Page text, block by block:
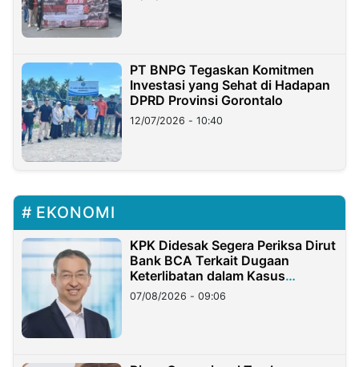
PT BNPG Tegaskan Komitmen
Investasi yang Sehat di Hadapan
DPRD Provinsi Gorontalo
12/07/2026 - 10:40
EKONOMI
KPK Didesak Segera Periksa Dirut
Bank BCA Terkait Dugaan
Keterlibatan dalam Kasus
Hilangnya Dana Nasabah Rp2,58
Miliar
07/08/2026 - 09:06